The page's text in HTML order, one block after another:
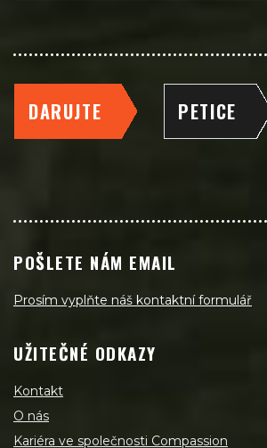
DARUJTE PETICE
POŠLETE NÁM EMAIL
Prosím vyplňte náš kontaktní formulář
UŽITEČNÉ ODKAZY
Kontakt
O nás
Kariéra ve společnosti Compassion